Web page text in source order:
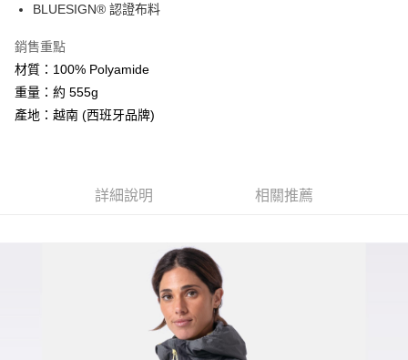
4.訂單成立30分鐘內，如未前往確認交易或遇審核未通過，訂單將自動取
法說明評估內容。
1.分期款項不併入電信帳單，「大哥付你分期」於每月結算日後寄送繳費提
醒簡訊。
2.透過簡訊連結打開帳單後，可選擇「超商條碼／台灣大直營門市／銀行轉
帳／街口支付／iPASS MONEY」等通路繳費。
用戶於交易時，得透過本服務購買商品或服務，並由商店將買賣／分期付款
買賣價金債權讓與本公司後，依約使用本公司帳單繳交帳款。
由本公司與您本人進行分期帳單所需資料之確認、核對及更正。
3.完整用戶服務條款，請詳閱以下連結： https://oppay.tw/userRule
１．簡單：不需註冊會員、不需綁卡、不需儲值。
３．安心：先確認商品／服務後，再付款。
１．於結帳方式選擇「AFTEE先享後付」後，將跳轉至「AFTEE先享後付」
結帳頁面，進行簡訊認證並確認金額後，即可完成結帳。
購買商品的店家。未經商家同意取消之訂單仍視為有效，需透過AFTEE先享
是否繳費成功／繳費後需取消欲退款等相關疑問，請聯繫「AFTEE先享後付
https://netprotections.freshdesk.com/support/home
１．透過由恩沛科技股份有限公司提供之「AFTEE先享後付」服務完成之交
易，需依本服務之必要範圍內提供個人資料，並將交易相關給付款項請求債
權轉讓予恩沛科技股份有限公司。
貨到付款
全家取貨付款
每筆NT$60，滿NT$499(含以上)免運費
每筆NT$130，滿NT$3,000(含以上)免運費
BLUESIGN® 認證布料
銷售重點
材質：100% Polyamide
重量：約 555g
產地：越南 (西班牙品牌)
詳細說明 相關推薦